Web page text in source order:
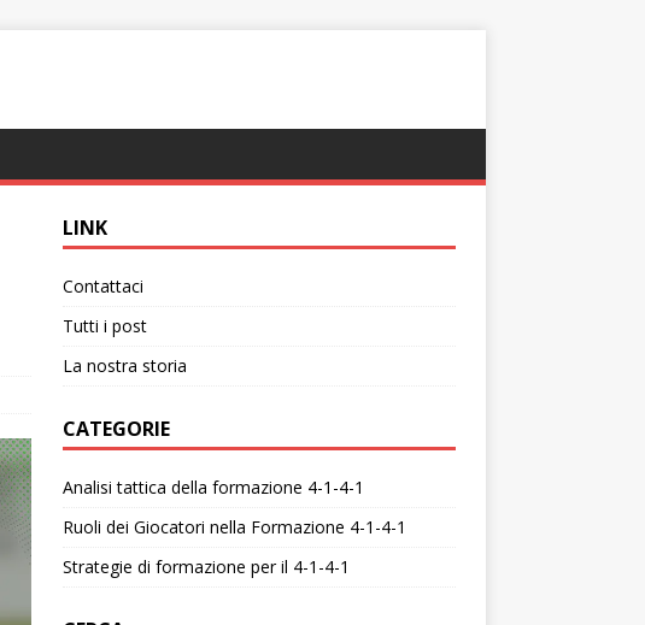
LINK
Contattaci
Tutti i post
La nostra storia
CATEGORIE
Analisi tattica della formazione 4-1-4-1
Ruoli dei Giocatori nella Formazione 4-1-4-1
Strategie di formazione per il 4-1-4-1